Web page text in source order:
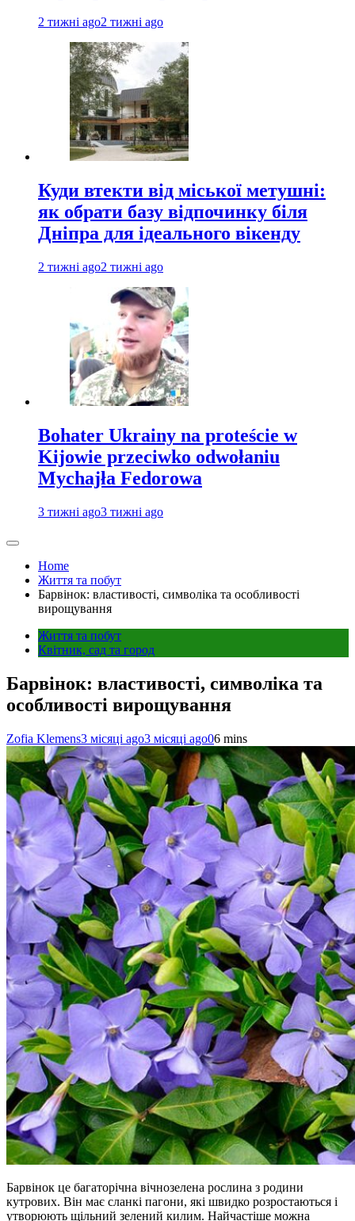
2 тижні ago2 тижні ago
Куди втекти від міської метушні:
як обрати базу відпочинку біля
Дніпра для ідеального вікенду
2 тижні ago2 тижні ago
Bohater Ukrainy na proteście w
Kijowie przeciwko odwołaniu
Mychajła Fedorowa
3 тижні ago3 тижні ago
Home
Життя та побут
Барвінок: властивості, символіка та особливості
вирощування
Життя та побут
Квітник, сад та город
Барвінок: властивості, символіка та
особливості вирощування
Zofia Klemens3 місяці ago3 місяці ago06 mins
Барвінок це багаторічна вічнозелена рослина з родини
кутрових. Він має сланкі пагони, які швидко розростаються і
утворюють щільний зелений килим. Найчастіше можна